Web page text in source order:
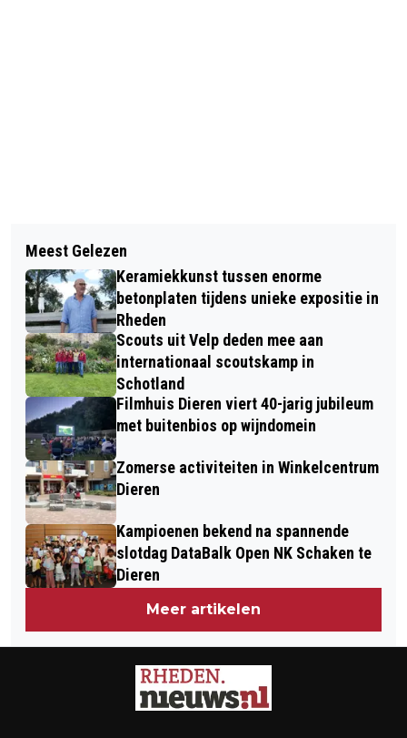
IVN SLOOTJESMIDDAG VOOR
KINDEREN
GEMEENTE RHEDEN ORGANISEERT
INFORMATIESTANDS OVER HITTE EN
GEZONDHEID
Meest Gelezen
Keramiekkunst tussen enorme
betonplaten tijdens unieke expositie in
Rheden
Scouts uit Velp deden mee aan
internationaal scoutskamp in
Schotland
Filmhuis Dieren viert 40-jarig jubileum
met buitenbios op wijndomein
Zomerse activiteiten in Winkelcentrum
Dieren
Kampioenen bekend na spannende
slotdag DataBalk Open NK Schaken te
Dieren
Meer artikelen